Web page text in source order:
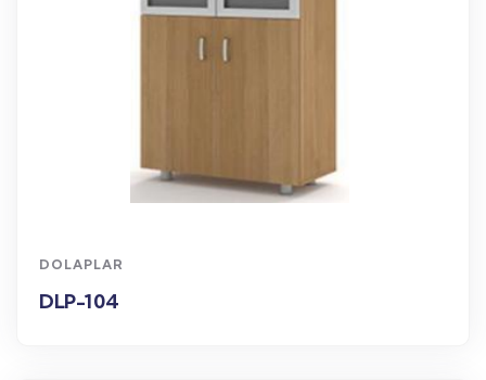
WhatsApp Sipariş
DOLAPLAR
DLP-104